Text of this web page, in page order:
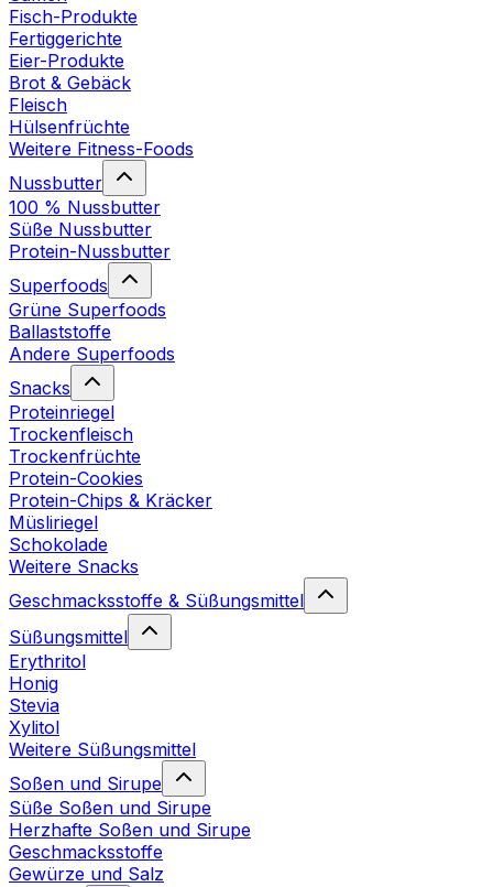
Fisch-Produkte
Fertiggerichte
Eier-Produkte
Brot & Gebäck
Fleisch
Hülsenfrüchte
Weitere Fitness-Foods
Nussbutter
100 % Nussbutter
Süße Nussbutter
Protein-Nussbutter
Superfoods
Grüne Superfoods
Ballaststoffe
Andere Superfoods
Snacks
Proteinriegel
Trockenfleisch
Trockenfrüchte
Protein-Cookies
Protein-Chips & Kräcker
Müsliriegel
Schokolade
Weitere Snacks
Geschmacksstoffe & Süßungsmittel
Süßungsmittel
Erythritol
Honig
Stevia
Xylitol
Weitere Süßungsmittel
Soßen und Sirupe
Süße Soßen und Sirupe
Herzhafte Soßen und Sirupe
Geschmacksstoffe
Gewürze und Salz